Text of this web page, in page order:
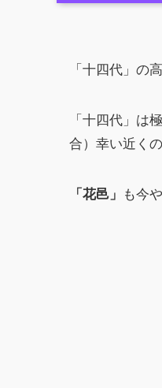
「十四代」の
「十四代」は
合）幸い近く
「花邑」 も今